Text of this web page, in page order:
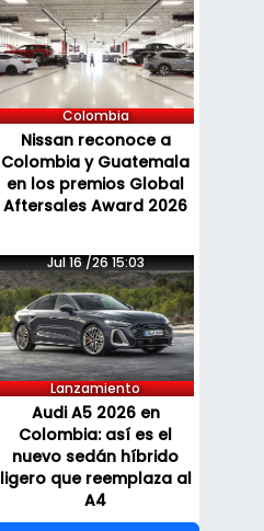
Colombia
Nissan reconoce a
Colombia y Guatemala
en los premios Global
Aftersales Award 2026
Jul 16 /26 15:03
Lanzamiento
Audi A5 2026 en
Colombia: así es el
nuevo sedán híbrido
ligero que reemplaza al
A4